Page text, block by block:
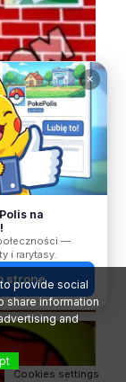
✕
na
—
i rarytasy.
stronę
provide social
share information
and
Cookies settings